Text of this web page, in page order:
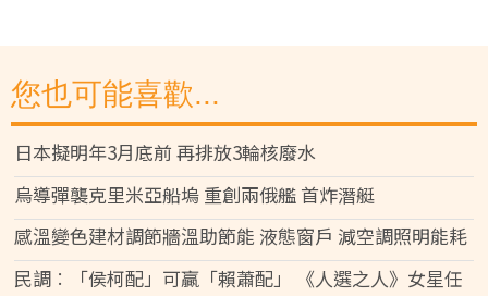
您也可能喜歡...
日本擬明年3月底前 再排放3輪核廢水
烏導彈襲克里米亞船塢 重創兩俄艦 首炸潛艇
感溫變色建材調節牆溫助節能 液態窗戶 減空調照明能耗
民調︰「侯柯配」可贏「賴蕭配」 《人選之人》女星任